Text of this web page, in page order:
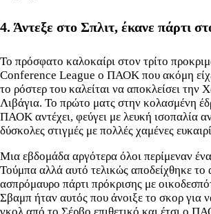
4. Άντεξε στο Σπλιτ, έκανε πάρτι
Το πρόσφατο καλοκαίρι στον τρίτο
Conference League ο ΠΑΟΚ που ακόμη
το ρόστερ του καλείται να αποκλείσει την
Λιβάγια. Το πρώτο ματς στην κολασμένη
ΠΑΟΚ αντέχει, φεύγει με λευκή ισοπαλία
δύσκολες στιγμές με πολλές χαμένες
Μια εβδομάδα αργότερα όλοι περίμεναν
Τούμπα αλλά αυτό τελικώς αποδείχθηκε το
ασπρόμαυρο πάρτι πρόκρισης με
Σβαμπ ήταν αυτός που άνοιξε το σκορ για
γκολ από το Σέρβο επιθετικό και έτσι ο